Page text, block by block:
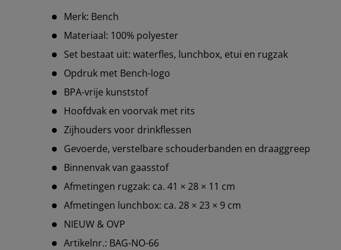
Merk: Bench
Materiaal: 100% polyester
Set bestaat uit: waterfles, lunchbox, etui en rugzak
Opdruk met Bench-logo
BPA-vrije kunststof
Hoofdvak en voorvak met rits
Zijhouders voor drinkflessen
Gevoerde, verstelbare schouderbanden en draaggreep
Binnenvak van gaasstof
Afmetingen rugzak: ca. 41 × 28 × 11 cm
Afmetingen lunchbox: ca. 28 × 23 × 9 cm
NIEUW & OVP
Artikelnr.: BAG-NO-66